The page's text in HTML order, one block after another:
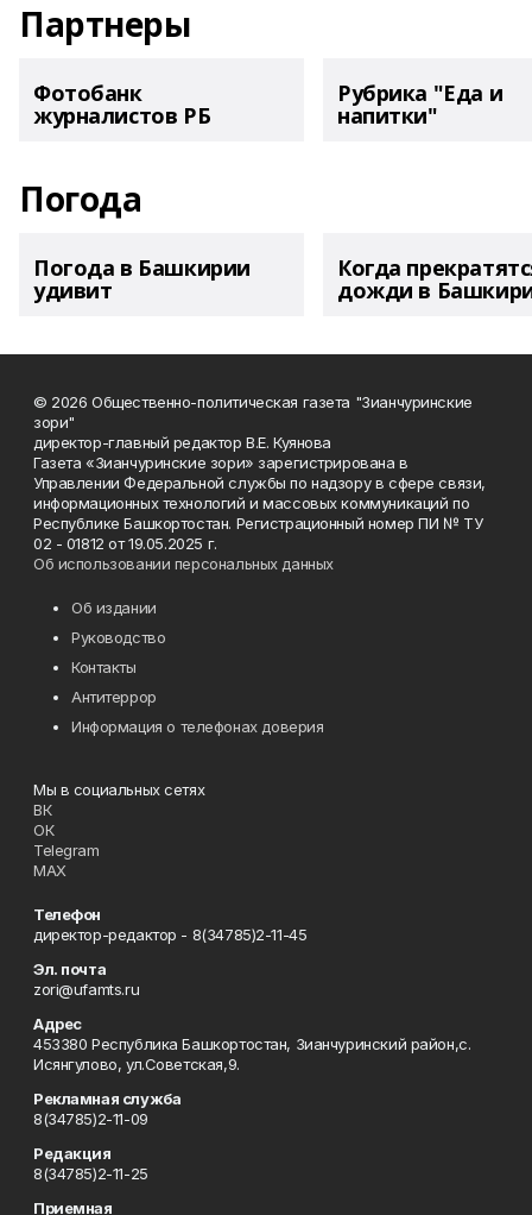
Партнеры
Фотобанк
журналистов РБ
Рубрика "Еда и
напитки"
Погода
Погода в Башкирии
удивит
Когда
дожди в
© 2026 Общественно-политическая газета "Зианчуринские
зори"
директор-главный редактор В.Е. Куянова
Газета «Зианчуринские зори» зарегистрирована в
Управлении Федеральной службы по надзору в сфере связи,
информационных технологий и массовых коммуникаций по
Республике Башкортостан. Регистрационный номер ПИ № ТУ
02 - 01812 от 19.05.2025 г.
Об использовании персональных данных
Об издании
Руководство
Контакты
Антитеррор
Информация о телефонах доверия
Мы в социальных сетях
ВК
ОК
Telegram
MAX
Телефон
директор-редактор - 8(34785)2-11-45
Эл. почта
zori@ufamts.ru
Адрес
453380 Республика Башкортостан, Зианчуринский район,с.
Исянгулово, ул.Советская,9.
Рекламная служба
8(34785)2-11-09
Редакция
8(34785)2-11-25
Приемная